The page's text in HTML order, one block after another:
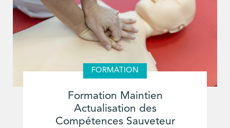
FORMATION
Formation Maintien
Actualisation des
Compétences Sauveteur